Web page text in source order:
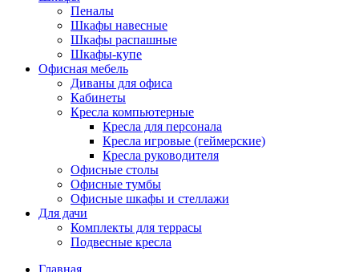
Пеналы
Шкафы навесные
Шкафы распашные
Шкафы-купе
Офисная мебель
Диваны для офиса
Кабинеты
Кресла компьютерные
Кресла для персонала
Кресла игровые (геймерские)
Кресла руководителя
Офисные столы
Офисные тумбы
Офисные шкафы и стеллажи
Для дачи
Комплекты для террасы
Подвесные кресла
Главная